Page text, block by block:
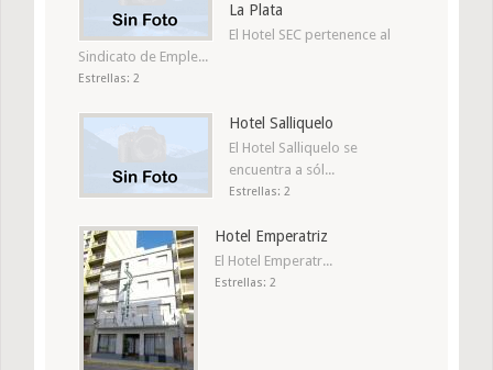
La Plata
El Hotel SEC pertenence al
Sindicato de Emple...
Estrellas: 2
Hotel Salliquelo
El Hotel Salliquelo se
encuentra a sól...
Estrellas: 2
Hotel Emperatriz
El Hotel Emperatr...
Estrellas: 2